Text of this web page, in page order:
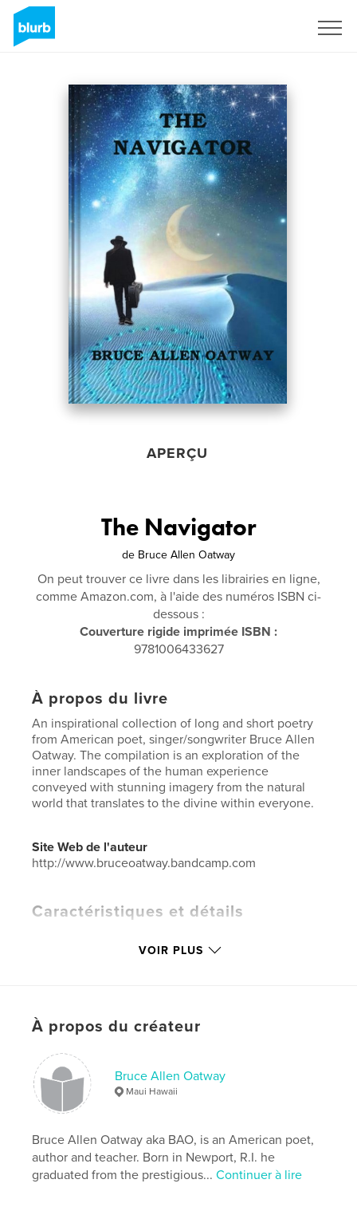
APERÇU
The Navigator
de Bruce Allen Oatway
On peut trouver ce livre dans les librairies en ligne,
comme Amazon.com, à l'aide des numéros ISBN ci-
dessous :
Couverture rigide imprimée ISBN :
9781006433627
À propos du livre
An inspirational collection of long and short poetry
from American poet, singer/songwriter Bruce Allen
Oatway. The compilation is an exploration of the
inner landscapes of the human experience
conveyed with stunning imagery from the natural
world that translates to the divine within everyone.
Site Web de l'auteur
http://www.bruceoatway.bandcamp.com
Caractéristiques et détails
ISBN
Couverture rigide imprimée: 9781006433627
Date de publication:
Langue
English
Mots-clés
Inspirational , Maui , California , Malibu
Poetry
VOIR PLUS
À propos du créateur
Bruce Allen Oatway
Maui Hawaii
Bruce Allen Oatway aka BAO, is an American poet,
author and teacher. Born in Newport, R.I. he
graduated from the prestigious...Continuer à lire